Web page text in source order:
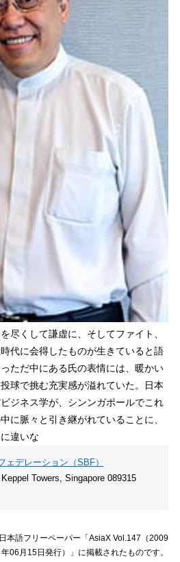
尽くして謙虚に、そしてファイト、
代に会得したものが生きていると語
ただ中にある氏の表情には、暖かい
球で挑む充実感が溢れていた。日本
ジネス学が、シンンガポールでこれ
に脈々と引き継がれていることに、
違いな
ェデレーション（SBF）
Towers, Singapore 089315
本語フリーペーパー「AsiaX Vol.147（2009
年06月15日発行）」に掲載されたものです。